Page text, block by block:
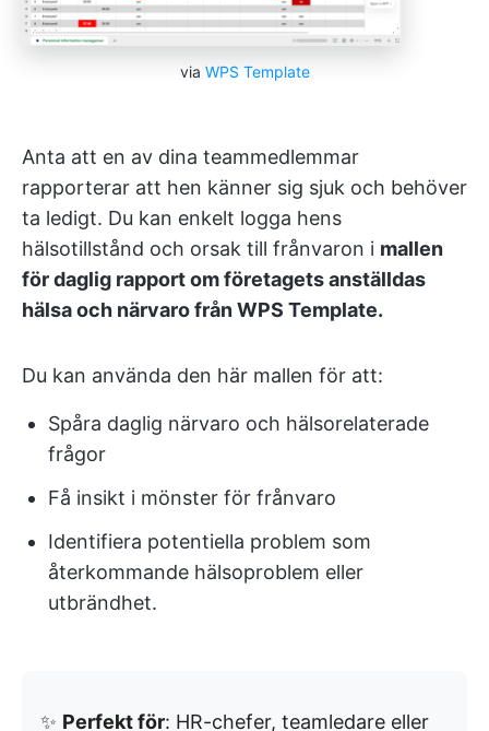
via WPS Template
Anta att en av dina teammedlemmar
rapporterar att hen känner sig sjuk och behöver
ta ledigt. Du kan enkelt logga hens
hälsotillstånd och orsak till frånvaron i mallen
för daglig rapport om företagets anställdas
hälsa och närvaro från WPS Template.
Du kan använda den här mallen för att:
Spåra daglig närvaro och hälsorelaterade
frågor
Få insikt i mönster för frånvaro
Identifiera potentiella problem som
återkommande hälsoproblem eller
utbrändhet.
✨ Perfekt för: HR-chefer, teamledare eller